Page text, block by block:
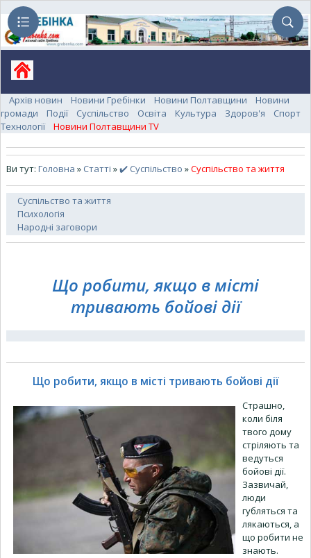
Архів новин Новини Гребінки Новини Полтавщини
Новини
громади
Події Суспільство Освіта Культура Здоров'я
Спорт
Технології
Новини Полтавщини TV
Ви тут: Головна » Статті »✔️ Суспільство »Суспільство та життя
Суспільство та життя
Психологія
Народні заговори
Що робити, якщо в місті
тривають бойові дії
Що робити, якщо в місті тривають бойові дії
Страшно,
коли біля
твого дому
стріляють та
ведуться
бойові дії.
Зазвичай,
люди
губляться та
лякаються, а
що робити не
знають.